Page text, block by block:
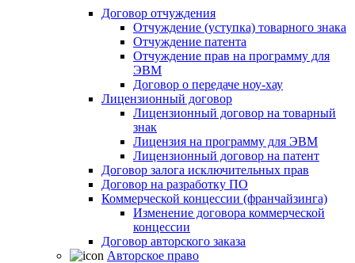
Договор отчуждения
Отчуждение (уступка) товарного знака
Отчуждение патента
Отчуждение прав на программу для
ЭВМ
Договор о передаче ноу-хау
Лицензионный договор
Лицензионный договор на товарный
знак
Лицензия на программу для ЭВМ
Лицензионный договор на патент
Договор залога исключительных прав
Договор на разработку ПО
Коммерческой концессии (франчайзинга)
Изменение договора коммерческой
концессии
Договор авторского заказа
Авторское право